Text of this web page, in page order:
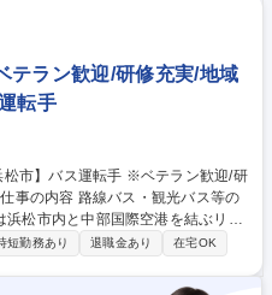
します。チームや外部企業との協
行える会社です。 募集職種
ステム・データサービスの国内N
ラン歓迎/研修充実/地域
転手
松市内と中部国際空港を結ぶリム
の都市を結ぶ高速バス「e-Line
アルコールチェック後、今日の運
短勤務あり 退職金あり 在宅OK